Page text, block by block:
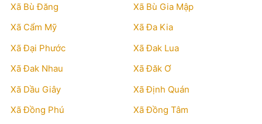
Xã Bù Đăng
Xã Bù Gia Mập
Xã Cẩm Mỹ
Xã Đa Kia
Xã Đại Phước
Xã Đak Lua
Xã Đak Nhau
Xã Đăk Ơ
Xã Dầu Giây
Xã Định Quán
Xã Đồng Phú
Xã Đồng Tâm